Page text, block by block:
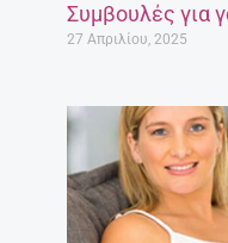
Συμβουλές για
27 Απριλίου, 2025